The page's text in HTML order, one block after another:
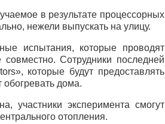
в результате процессорных
нежели выпускать на улицу.
испытания, которые проводят
Сотрудники последней
которые будут предоставлять
дома.
участники эксперимента смогут
отопления.